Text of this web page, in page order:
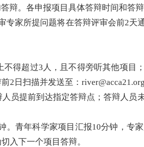
辩。各申报项目具体答辩时间和答
家所提问题将在答辩评审会前2天
得超过3人，且不得旁听其他项目
日扫描并发送至：
员提前到达指定答辩点；答辩人员
青年科学家项目汇报10分钟，专
入下一个项目答辩。